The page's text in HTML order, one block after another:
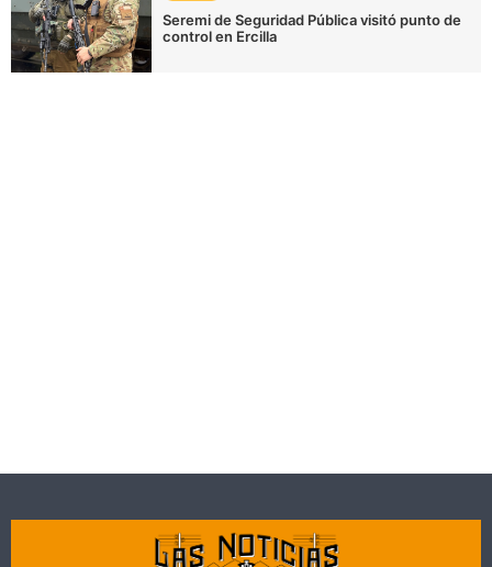
Seremi de Seguridad Pública visitó punto de
control en Ercilla